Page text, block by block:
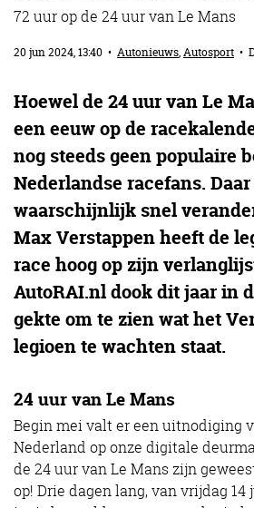
72 uur op de 24 uur van Le Mans
20 jun 2024, 13:40 • Autonieuws,Autosport •
Hoewel de 24 uur van Le
een eeuw op de
nog steeds geen populaire
Nederlandse racefans.
waarschijnlijk snel
Max Verstappen heeft de
race hoog op zijn
AutoRAI.nl dook dit jaar in
gekte om te zien wat het
legioen te wachten staat.
24 uur van Le Mans
Begin mei valt er een uitnodiging
Nederland op onze digitale
de 24 uur van Le Mans zijn
op! Drie dagen lang, van vrijdag 14